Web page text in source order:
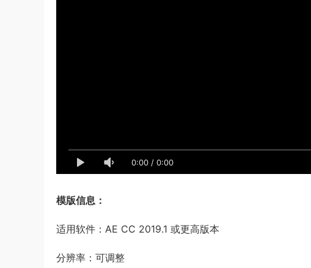
0:00 / 0:00
模版信息：
适用软件：AE CC 2019.1 或更高版本
分辨率：可调整